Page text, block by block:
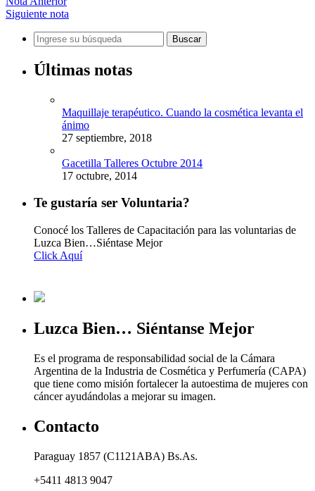
Siguiente nota
Últimas notas
Maquillaje terapéutico. Cuando la cosmética levanta el
ánimo
27 septiembre, 2018
Gacetilla Talleres Octubre 2014
17 octubre, 2014
Te gustaría ser Voluntaria?
Conocé los Talleres de Capacitación para las voluntarias de
Luzca Bien…Siéntase Mejor
Click Aquí
Luzca Bien… Siéntanse Mejor
Es el programa de responsabilidad social de la Cámara
Argentina de la Industria de Cosmética y Perfumería (CAPA)
que tiene como misión fortalecer la autoestima de mujeres con
cáncer ayudándolas a mejorar su imagen.
Contacto
Paraguay 1857 (C1121ABA) Bs.As.
+5411 4813 9047